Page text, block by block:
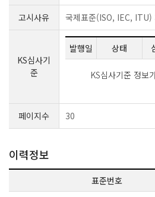
고시사유 국제표준(ISO, IEC, ITU)
KS심사기
준
발행일 상태
KS심사기준 정보
페이지수 30
이력정보
표준번호